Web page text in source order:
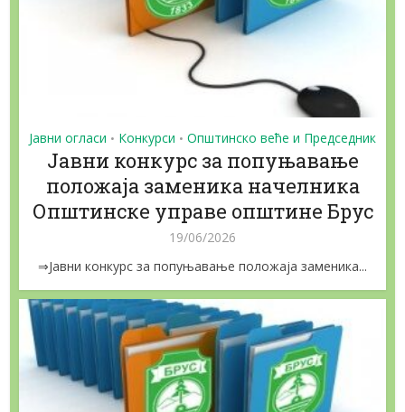
Јавни огласи • Конкурси • Општинско веће и Председник
Jaвни конкурс за попуњавање
положаја заменика начелника
Општинске управе општине Брус
19/06/2026
⇒Jaвни конкурс за попуњавање положаја заменика...